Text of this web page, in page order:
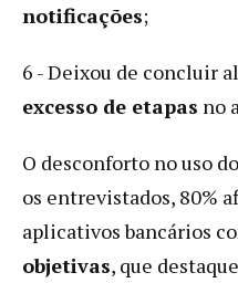
notificações;
6 - Deixou de concluir
excesso de etapas no
O desconforto no uso
os entrevistados, 80%
aplicativos bancários
objetivas, que